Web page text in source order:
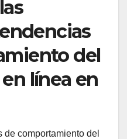
del
línea en
comportamiento del